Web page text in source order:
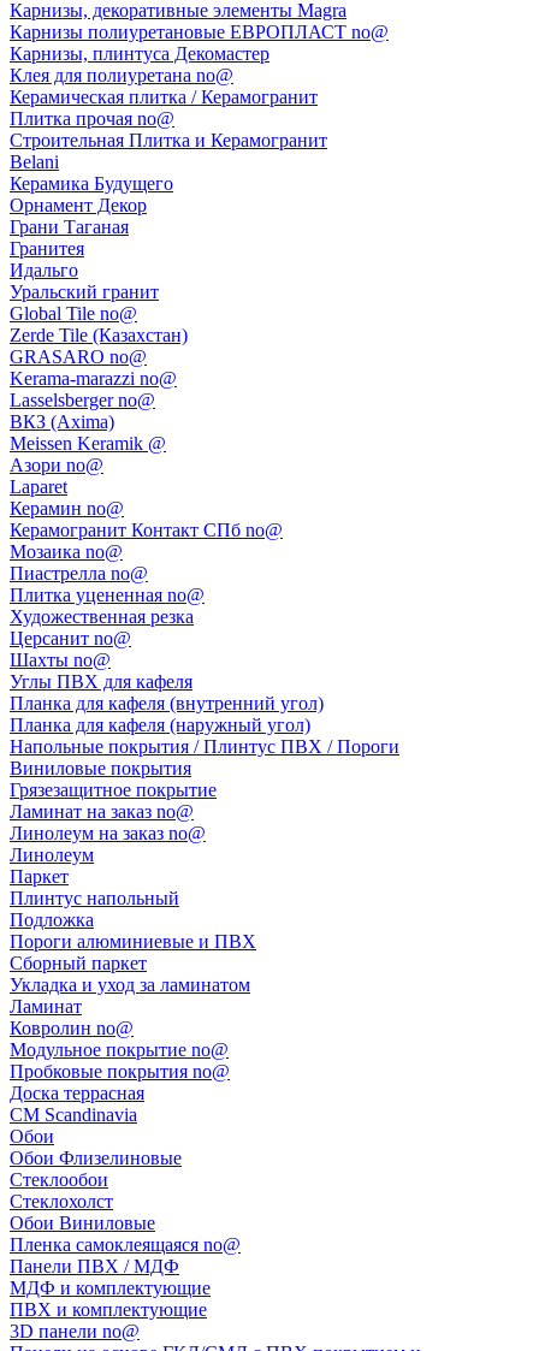
Карнизы, декоративные элементы Magra
Карнизы полиуретановые ЕВРОПЛАСТ no@
Карнизы, плинтуса Декомастер
Клея для полиуретана no@
Керамическая плитка / Керамогранит
Плитка прочая no@
Строительная Плитка и Керамогранит
Belani
Керамика Будущего
Орнамент Декор
Грани Таганая
Гранитея
Идальго
Уральский гранит
Global Tile no@
Zerde Tile (Казахстан)
GRASARO no@
Kerama-marazzi no@
Lasselsberger no@
ВКЗ (Axima)
Meissen Keramik @
Азори no@
Laparet
Керамин no@
Керамогранит Контакт СПб no@
Мозаика no@
Пиастрелла no@
Плитка уцененная no@
Художественная резка
Церсанит no@
Шахты no@
Углы ПВХ для кафеля
Планка для кафеля (внутренний угол)
Планка для кафеля (наружный угол)
Напольные покрытия / Плинтус ПВХ / Пороги
Виниловые покрытия
Грязезащитное покрытие
Ламинат на заказ no@
Линолеум на заказ no@
Линолеум
Паркет
Плинтус напольный
Подложка
Пороги алюминиевые и ПВХ
Сборный паркет
Укладка и уход за ламинатом
Ламинат
Ковролин no@
Модульное покрытие no@
Пробковые покрытия no@
Доска террасная
CM Scandinavia
Обои
Обои Флизелиновые
Стеклообои
Стеклохолст
Обои Виниловые
Пленка самоклеящаяся no@
Панели ПВХ / МДФ
МДФ и комплектующие
ПВХ и комплектующие
3D панели no@